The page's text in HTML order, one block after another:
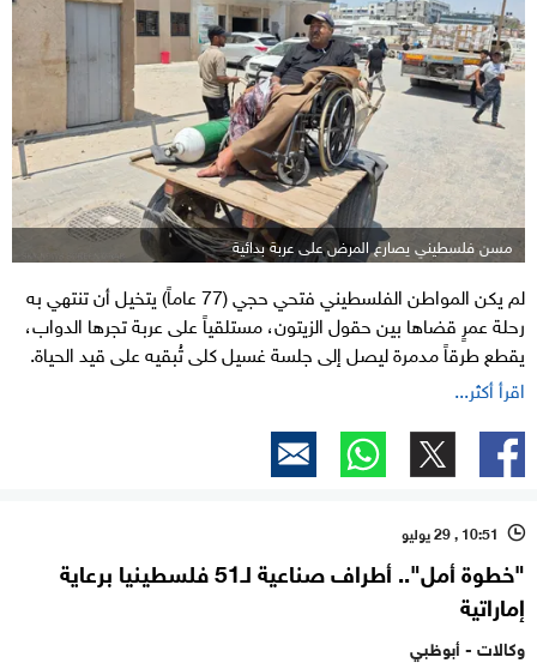
مسن فلسطيني يصارع المرض على عربة بدائية
لم يكن المواطن الفلسطيني فتحي حجي (77 عاماً) يتخيل أن تنتهي به
رحلة عمرٍ قضاها بين حقول الزيتون، مستلقياً على عربة تجرها الدواب،
يقطع طرقاً مدمرة ليصل إلى جلسة غسيل كلى تُبقيه على قيد الحياة.
اقرأ أكثر...
l 10:51 , 29 يوليو
"خطوة أمل".. أطراف صناعية لـ51 فلسطينيا برعاية
إماراتية
وكالات - أبوظبي